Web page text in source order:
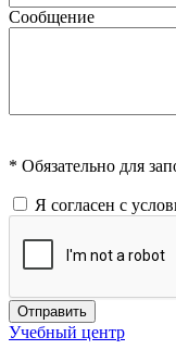
Сообщение
* Обязательно для
Я согласен с
Отправить
Учебный центр